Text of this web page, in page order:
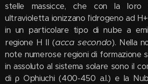
stelle massicce, che con la loro
ultravioletta ionizzano l'idrogeno ad
in un particolare tipo di nube a
regione H II (acca secondo). Nella
note numerose regioni di formazione
in assoluto al sistema solare sono il
di ρ Ophiuchi (400-450 a.l.) e la